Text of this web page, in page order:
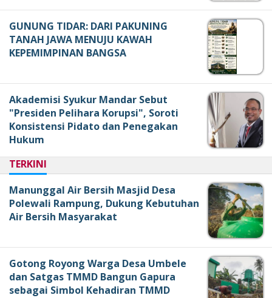
GUNUNG TIDAR: DARI PAKUNING
TANAH JAWA MENUJU KAWAH
KEPEMIMPINAN BANGSA
Akademisi Syukur Mandar Sebut
"Presiden Pelihara Korupsi", Soroti
Konsistensi Pidato dan Penegakan
Hukum
TERKINI
Manunggal Air Bersih Masjid Desa
Polewali Rampung, Dukung Kebutuhan
Air Bersih Masyarakat
Gotong Royong Warga Desa Umbele
dan Satgas TMMD Bangun Gapura
sebagai Simbol Kehadiran TMMD